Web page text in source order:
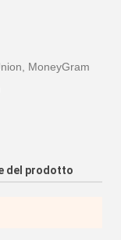
MoneyGram
del prodotto